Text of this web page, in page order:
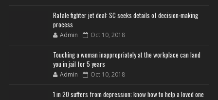
Rafale fighter jet deal: SC seeks details of decision-making
process
Admin Oct 10, 2018
Touching a woman inappropriately at the workplace can land
you in jail for 5 years
Admin Oct 10, 2018
1 in 20 suffers from depression; know how to help a loved one